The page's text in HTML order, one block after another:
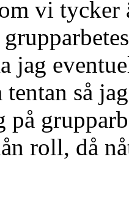
vi tycker
jag
tentan så
på
roll, då